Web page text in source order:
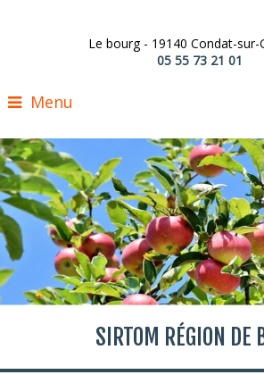
Le bourg - 19140 Condat-sur-
05 55 73 21 01
Menu
SIRTOM RÉGION DE